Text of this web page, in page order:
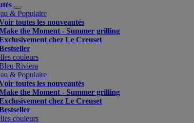
& Populaire
toutes les nouveautés
the Moment - Summer grilling
chez Le Creuset
couleurs
Riviera
& Populaire
toutes les nouveautés
the Moment - Summer grilling
chez Le Creuset
couleurs